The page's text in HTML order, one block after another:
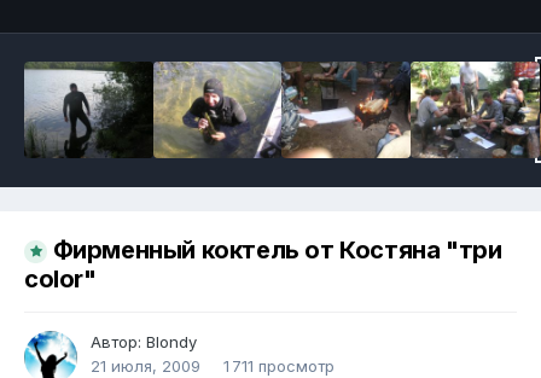
Фирменный коктель от Костяна "три
color"
Автор: Blondy
21 июля, 2009
1 711 просмотр